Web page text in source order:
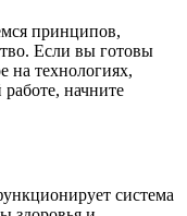
принципов,
Если вы готовы
на технологиях,
начните
система